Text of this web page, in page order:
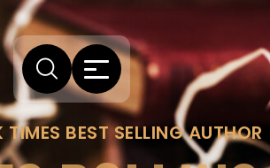
BEST SELLING AUTHOR